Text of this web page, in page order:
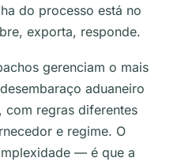
do processo está no
exporta, responde.
gerenciam o mais
aduaneiro
com regras diferentes
e regime. O
— é que a